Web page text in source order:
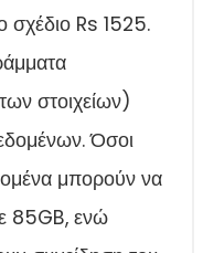
σχέδιο Rs 1525.
στοιχείων)
Όσοι
μπορούν να
85GB, ενώ